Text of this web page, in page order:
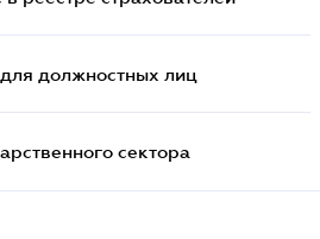
должностных лиц
сектора